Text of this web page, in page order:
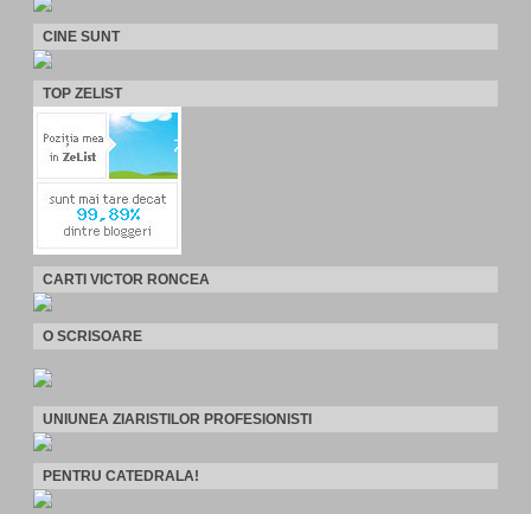
CINE SUNT
TOP ZELIST
CARTI VICTOR RONCEA
O SCRISOARE
UNIUNEA ZIARISTILOR PROFESIONISTI
PENTRU CATEDRALA!